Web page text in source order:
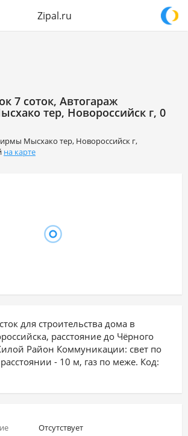
Zipal.ru
7 соток, Автогараж
тер, Новороссийск г, 0
Мысхако тер, Новороссийск г,
на карте
для строительства дома в
расстояние до Чёрного
Район Коммуникации: свет по
- 10 м, газ по меже. Код:
Отсутствует